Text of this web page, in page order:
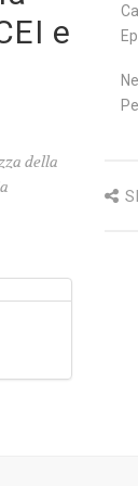
e
della